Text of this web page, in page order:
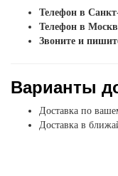
Телефон в
Телефон в
Звоните и
Варианты
Доставка по
Доставка в